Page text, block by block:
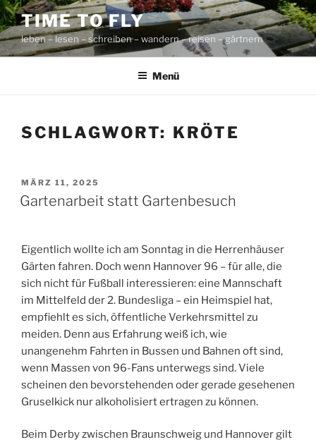
Zum
Inhalt
springen
TIME TO FLY
leben – lesen – schreiben – wandern – reisen – gärtnern
Menü
SCHLAGWORT: KRÖTE
VERÖFFENTLICHT
AM
MÄRZ 11, 2025
Gartenarbeit statt Gartenbesuch
Eigentlich wollte ich am Sonntag in die Herrenhäuser
Gärten fahren. Doch wenn Hannover 96 – für alle, die
sich nicht für Fußball interessieren: eine Mannschaft
im Mittelfeld der 2. Bundesliga – ein Heimspiel hat,
empfiehlt es sich, öffentliche Verkehrsmittel zu
meiden. Denn aus Erfahrung weiß ich, wie
unangenehm Fahrten in Bussen und Bahnen oft sind,
wenn Massen von 96-Fans unterwegs sind. Viele
scheinen den bevorstehenden oder gerade gesehenen
Gruselkick nur alkoholisiert ertragen zu können.
Beim Derby zwischen Braunschweig und Hannover gilt